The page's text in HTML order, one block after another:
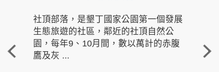
社頂部落，是墾丁國家公園第一個發展
生態旅遊的社區，鄰近的社頂自然公
園，每年9、10月間，數以萬計的赤腹
鷹及灰 ...
重
走進